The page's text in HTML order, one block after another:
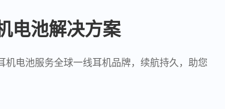
电池解决方案
机电池服务全球一线耳机品牌，续航持久，助您